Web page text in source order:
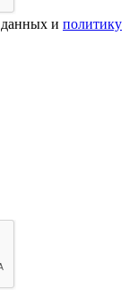
данных и политику